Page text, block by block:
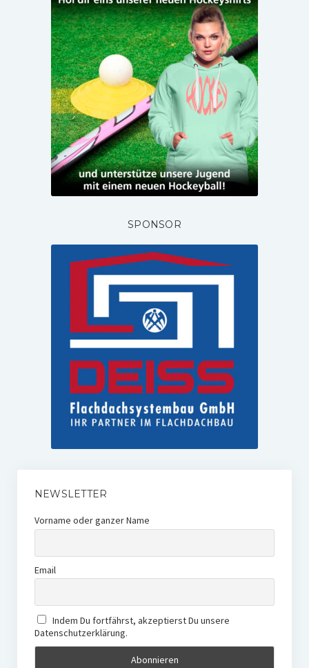
SPONSOR
NEWSLETTER
Vorname oder ganzer Name
Email
Indem Du fortfährst, akzeptierst Du unsere
Datenschutzerklärung.